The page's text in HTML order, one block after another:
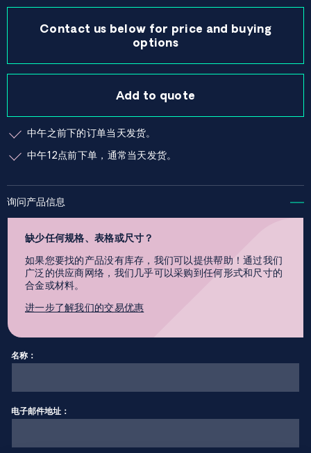
Contact us below for price and buying
options
Add to quote
中午之前下的订单当天发货。
中午12点前下单，通常当天发货。
询问产品信息
缺少任何规格、表格或尺寸？
如果您要找的产品没有库存，我们可以提供帮助！通过我们
广泛的供应商网络，我们几乎可以采购到任何形式和尺寸的
合金或材料。
进一步了解我们的交易优惠
名称：
电子邮件地址：